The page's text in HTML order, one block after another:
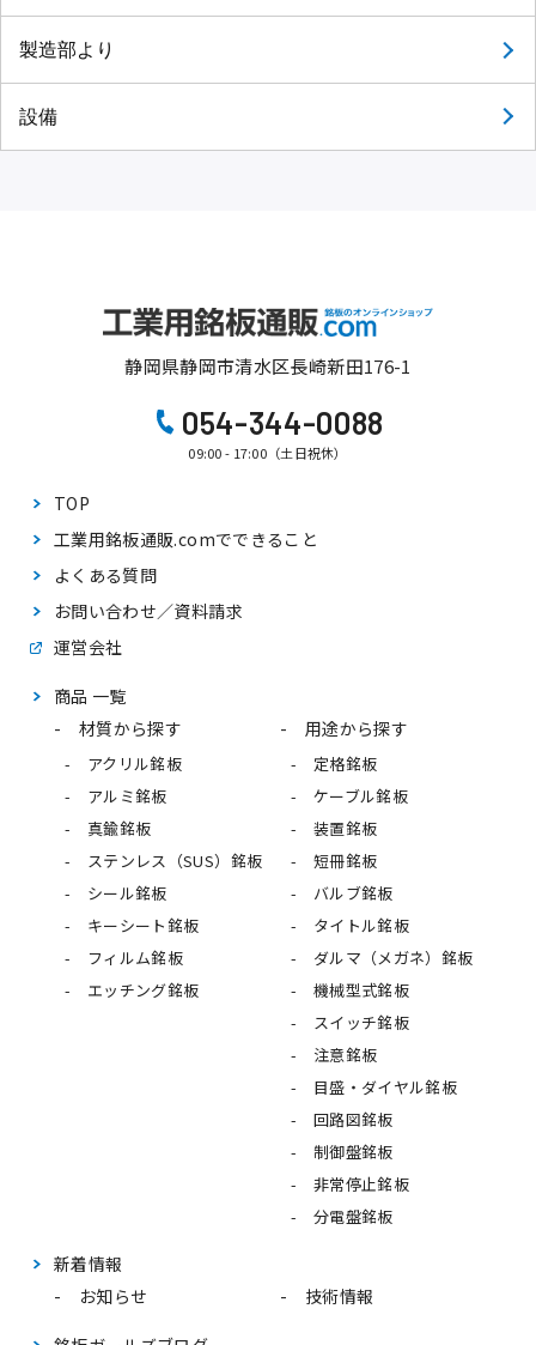
製造部より
設備
静岡県静岡市清水区長崎新田176-1
054-344-0088
09:00 - 17:00（土日祝休）
TOP
工業用銘板通販.comでできること
よくある質問
お問い合わせ／資料請求
運営会社
商品 一覧
材質から探す
アクリル銘板
アルミ銘板
真鍮銘板
ステンレス（SUS）銘板
シール銘板
キーシート銘板
フィルム銘板
エッチング銘板
用途から探す
定格銘板
ケーブル銘板
装置銘板
短冊銘板
バルブ銘板
タイトル銘板
ダルマ（メガネ）銘板
機械型式銘板
スイッチ銘板
注意銘板
目盛・ダイヤル銘板
回路図銘板
制御盤銘板
非常停止銘板
分電盤銘板
新着情報
お知らせ
技術情報